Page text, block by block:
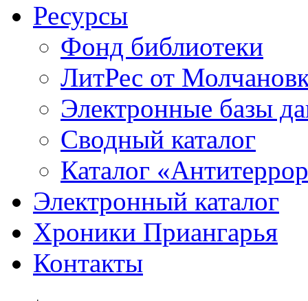
Ресурсы
Фонд библиотеки
ЛитРес от
Электронные базы
Сводный каталог
Каталог
Электронный каталог
Хроники Приангарья
Контакты